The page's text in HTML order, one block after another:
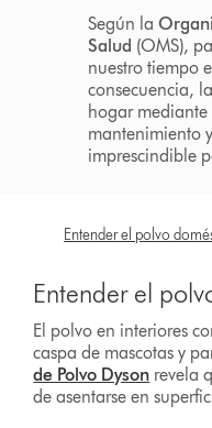
Según la
Salud (OMS),
nuestro tiempo
consecuencia,
hogar
mantenimiento
imprescindible
Entender el polvo
Entender el
El polvo en interiores
caspa de mascotas y
de Polvo Dyson revela
de asentarse en